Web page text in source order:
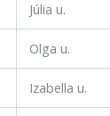
Júlia u.
Olga u.
Izabella u.